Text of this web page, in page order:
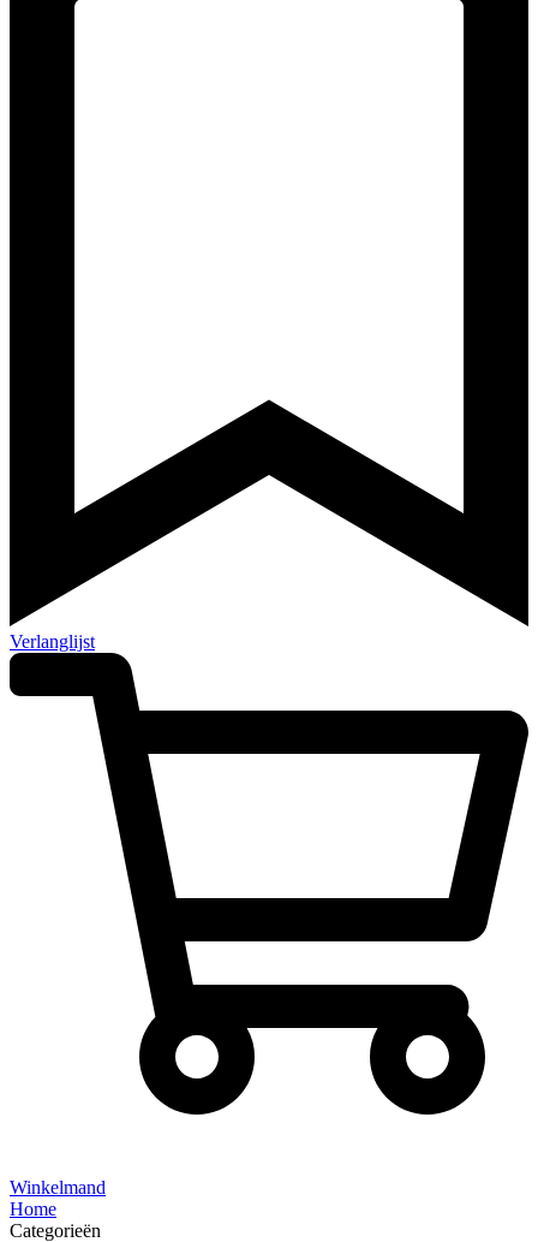
Verlanglijst
Winkelmand
Home
Categorieën